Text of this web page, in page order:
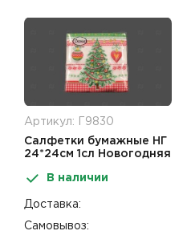
Артикул: Г9830
Салфетки бумажные НГ
24*24см 1сл Новогодняя
В наличии
Доставка:
Самовывоз: